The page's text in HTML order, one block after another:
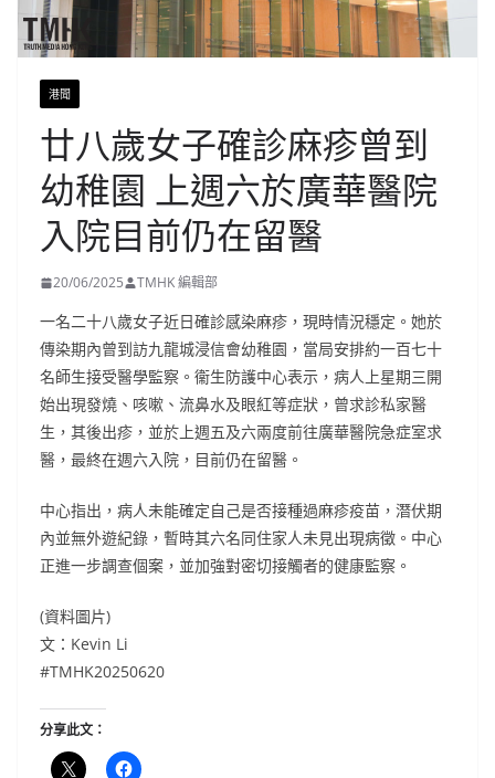
港聞
廿八歲女子確診麻疹曾到
幼稚園 上週六於廣華醫院
入院目前仍在留醫
20/06/2025 TMHK 編輯部
一名二十八歲女子近日確診感染麻疹，現時情況穩定。她於
傳染期內曾到訪九龍城浸信會幼稚園，當局安排約一百七十
名師生接受醫學監察。衞生防護中心表示，病人上星期三開
始出現發燒、咳嗽、流鼻水及眼紅等症狀，曾求診私家醫
生，其後出疹，並於上週五及六兩度前往廣華醫院急症室求
醫，最終在週六入院，目前仍在留醫。
中心指出，病人未能確定自己是否接種過麻疹疫苗，潛伏期
內並無外遊紀錄，暫時其六名同住家人未見出現病徵。中心
正進一步調查個案，並加強對密切接觸者的健康監察。
(資料圖片)
文：Kevin Li
#TMHK20250620
分享此文：